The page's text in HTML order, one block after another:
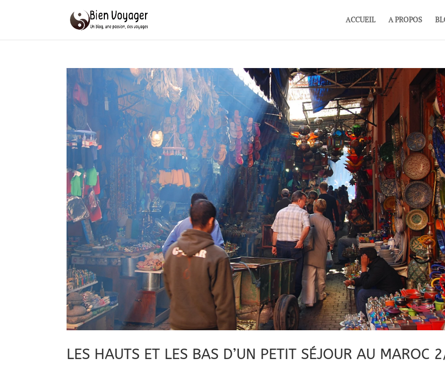
ACCUEIL A PROPOS
LES HAUTS ET LES BAS D’UN PETIT SÉJOUR AU MAROC